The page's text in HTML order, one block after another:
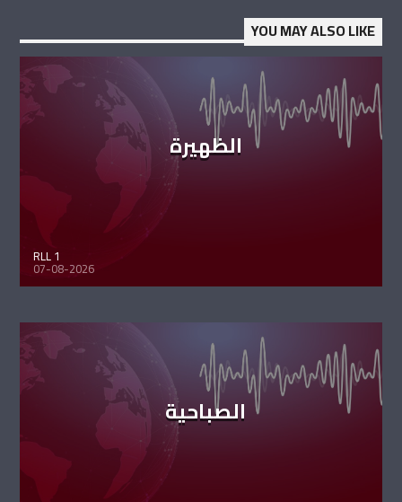
YOU MAY ALSO LIKE
الظهيرة
RLL 1
07-08-2026
الصباحية